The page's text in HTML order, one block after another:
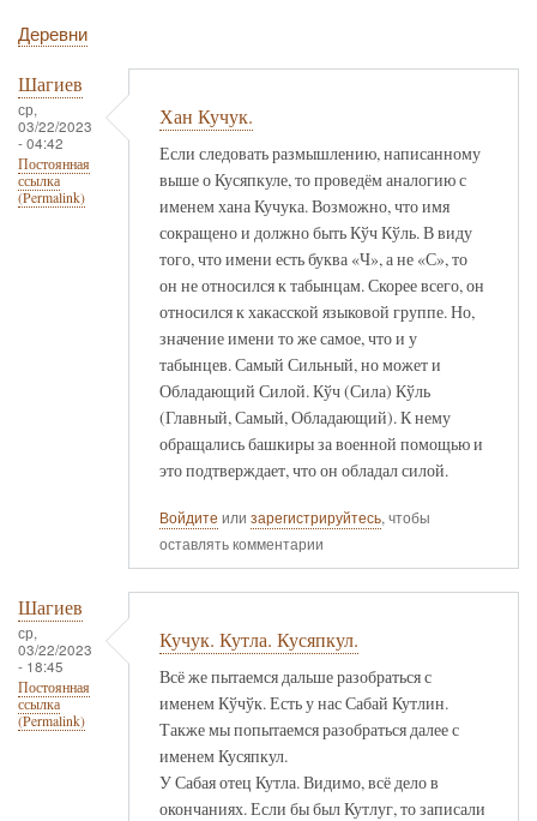
Деревни
Шагиев
ср,
03/22/2023
- 04:42
Постоянная
ссылка
(Permalink)
Хан Кучук.
Если следовать размышлению, написанному
выше о Кусяпкуле, то проведём аналогию с
именем хана Кучука. Возможно, что имя
сокращено и должно быть Кўч Кўль. В виду
того, что имени есть буква «Ч», а не «С», то
он не относился к табынцам. Скорее всего, он
относился к хакасской языковой группе. Но,
значение имени то же самое, что и у
табынцев. Самый Сильный, но может и
Обладающий Силой. Кўч (Сила) Кўль
(Главный, Самый, Обладающий). К нему
обращались башкиры за военной помощью и
это подтверждает, что он обладал силой.
Войдите или зарегистрируйтесь, чтобы
оставлять комментарии
Шагиев
ср,
03/22/2023
- 18:45
Постоянная
ссылка
(Permalink)
Кучук. Кутла. Кусяпкул.
Всё же пытаемся дальше разобраться с
именем Кўчўк. Есть у нас Сабай Кутлин.
Также мы попытаемся разобраться далее с
именем Кусяпкул.
У Сабая отец Кутла. Видимо, всё дело в
окончаниях. Если бы был Кутлуг, то записали